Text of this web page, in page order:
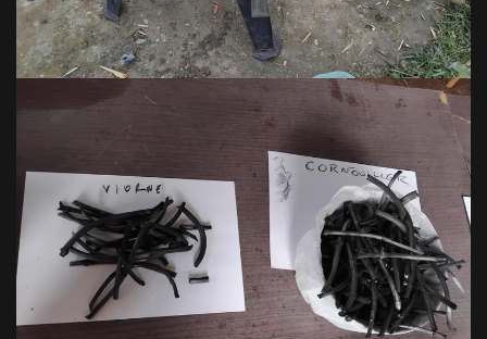
VOIR EN GRAND